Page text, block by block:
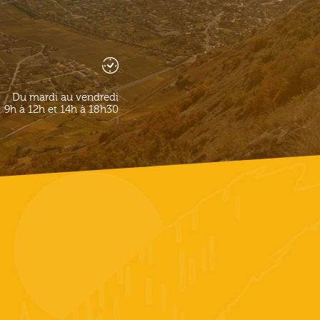
Du mardi au vendredi
9h à 12h et 14h à 18h30